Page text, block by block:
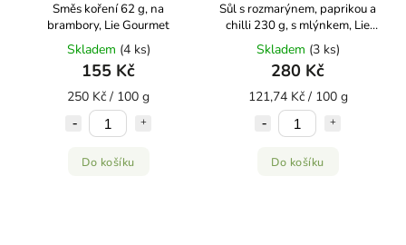
Směs koření 62 g, na
brambory, Lie Gourmet
Skladem (4 ks)
155 Kč
250 Kč / 100 g
Do košíku
Sůl s rozmarýnem, paprikou a
chilli 230 g, s mlýnkem, Lie
Gourmet
Skladem (3 ks)
280 Kč
121,74 Kč / 100 g
Do košíku